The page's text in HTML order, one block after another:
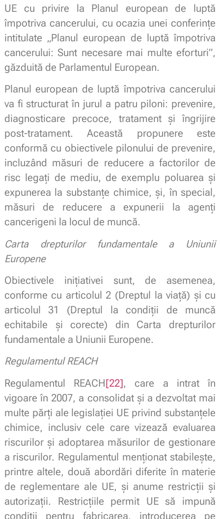
UE cu privire la Planul european de luptă
împotriva cancerului, cu ocazia unei conferințe
intitulate „Planul european de luptă împotriva
cancerului: Sunt necesare mai multe eforturi”,
găzduită de Parlamentul European.
Planul european de luptă împotriva cancerului
va fi structurat în jurul a patru piloni: prevenire,
diagnosticare precoce, tratament și îngrijire
post-tratament. Această propunere este
conformă cu obiectivele pilonului de prevenire,
incluzând măsuri de reducere a factorilor de
risc legați de mediu, de exemplu poluarea și
expunerea la substanțe chimice, și, în special,
măsuri de reducere a expunerii la agenți
cancerigeni la locul de muncă.
Carta drepturilor fundamentale a Uniunii
Europene
Obiectivele inițiativei sunt, de asemenea,
conforme cu articolul 2 (Dreptul la viață) și cu
articolul 31 (Dreptul la condiții de muncă
echitabile și corecte) din Carta drepturilor
fundamentale a Uniunii Europene.
Regulamentul REACH
Regulamentul REACH[22], care a intrat în
vigoare în 2007, a consolidat și a dezvoltat mai
multe părți ale legislației UE privind substanțele
chimice, inclusiv cele care vizează evaluarea
riscurilor și adoptarea măsurilor de gestionare
a riscurilor. Regulamentul menționat stabilește,
printre altele, două abordări diferite în materie
de reglementare ale UE, și anume restricții și
autorizații. Restricțiile permit UE să impună
condiții pentru fabricarea, introducerea pe